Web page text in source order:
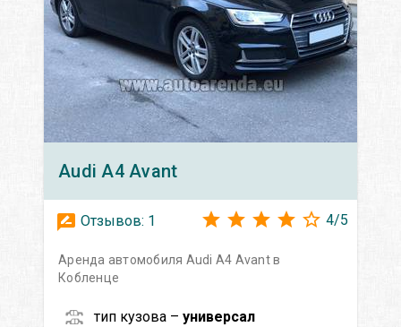
Audi A4 Avant
Отзывов: 1 4/5
Аренда автомобиля Audi A4 Avant в
Кобленце
тип кузова – универсал